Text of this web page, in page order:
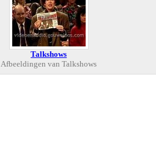
Talkshows
Afbeeldingen van Talkshows